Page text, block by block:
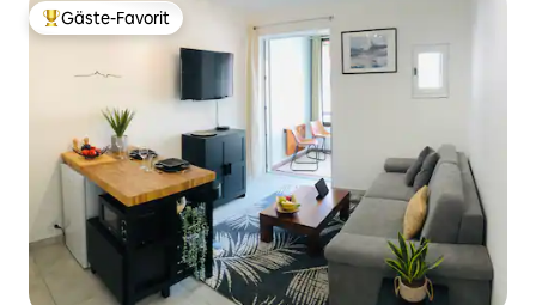
Beliebter Gäste-Favorit.
Gäste-Favorit